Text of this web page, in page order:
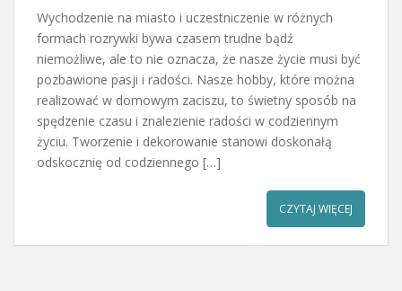
Wychodzenie na miasto i uczestniczenie w różnych
formach rozrywki bywa czasem trudne bądź
niemożliwe, ale to nie oznacza, że nasze życie musi być
pozbawione pasji i radości. Nasze hobby, które można
realizować w domowym zaciszu, to świetny sposób na
spędzenie czasu i znalezienie radości w codziennym
życiu. Tworzenie i dekorowanie stanowi doskonałą
odskocznię od codziennego […]
CZYTAJ WIĘCEJ